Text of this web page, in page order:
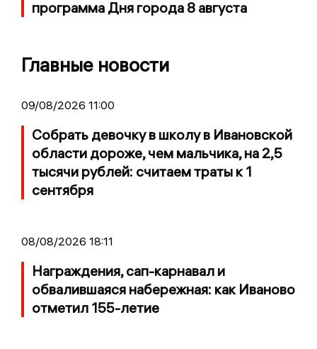
программа Дня города 8 августа
Главные новости
09/08/2026 11:00
Собрать девочку в школу в Ивановской
области дороже, чем мальчика, на 2,5
тысячи рублей: считаем траты к 1
сентября
08/08/2026 18:11
Награждения, сап-карнавал и
обвалившаяся набережная: как Иваново
отметил 155-летие